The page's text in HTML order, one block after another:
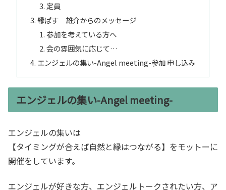
定員
縁ぱす 雄介からのメッセージ
参加を考えている方へ
会の雰囲気に応じて…
エンジェルの集い-Angel meeting-参加 申し込み
エンジェルの集い-Angel meeting-
エンジェルの集いは
【タイミングが合えば自然と縁はつながる】をモットーに
開催をしています。
エンジェルが好きな方、エンジェルトークされたい方、ア